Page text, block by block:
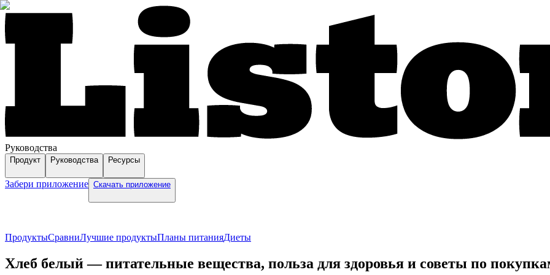
Руководства
Продукт Руководства Ресурсы
Забери приложение Скачать приложение
ПродуктыСравниЛучшие продуктыПланы питанияДиеты
Хлеб белый — питательные вещества, польза для здоровья и советы по